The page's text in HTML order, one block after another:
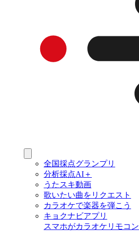
全国採点グランプリ
分析採点AI＋
うたスキ動画
歌いたい曲をリクエスト
カラオケで楽器を弾こう
キョクナビアプリ
スマホがカラオケリモコン